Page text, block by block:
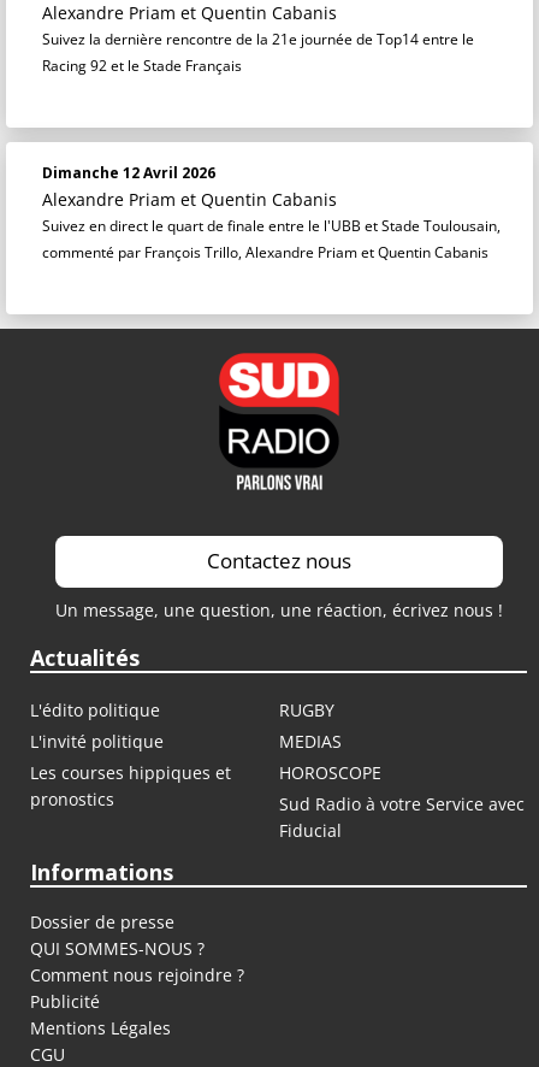
Alexandre Priam et Quentin Cabanis
Suivez la dernière rencontre de la 21e journée de Top14 entre le
Racing 92 et le Stade Français
Dimanche 12 Avril 2026
Alexandre Priam et Quentin Cabanis
Suivez en direct le quart de finale entre le l'UBB et Stade Toulousain,
commenté par François Trillo, Alexandre Priam et Quentin Cabanis
Contactez nous
Un message, une question, une réaction, écrivez nous !
Actualités
L'édito politique
RUGBY
L'invité politique
MEDIAS
Les courses hippiques et
pronostics
HOROSCOPE
Sud Radio à votre Service avec
Fiducial
Informations
Dossier de presse
QUI SOMMES-NOUS ?
Comment nous rejoindre ?
Publicité
Mentions Légales
CGU